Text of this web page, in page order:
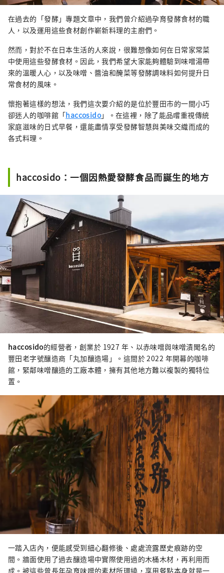
在過去的「發酵」專題文章中，我們曾介紹過孕育發酵食材的職
人，以及運用這些食材創作嶄新料理的主廚們。
然而，對於不在日本生活的人來說，很難想像如何在日常家常菜
中使用這些發酵食材。因此，我們希望大家能夠體驗到味噌湯帶
來的溫暖人心，以及味噌、醬油和醃菜等發酵調味料如何提升日
常食材的風味。
懷抱著這樣的想法，我們這次要介紹的是位於豐田市的一間小巧
卻迷人的咖啡館「haccosido」。在這裡，除了能品嚐重視傳統
家庭滋味的日式早餐，還能盡情享受發酵智慧與美味交織而成的
各式料理。
haccosido：一個因熱愛發酵食品而誕生的地方
haccosido的經營者，創業於 1927 年、以赤味噌與味噌漬聞名的
豐田老字號釀造商「丸加釀造場」。這間於 2022 年開幕的咖啡
館，緊鄰味噌釀造的工廠本體，擁有其他地方難以複製的獨特位
置。
一踏入店內，便能感受到細心翻修後、處處流露歷史痕跡的空
間。牆面使用了過去釀造場中實際使用過的木桶木材，再利用而
成。被這些曾長年孕育味噌的素材所環繞，享用餐點本身就是一